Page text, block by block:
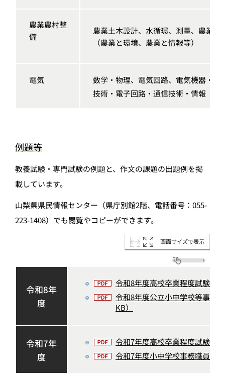
農業農村整
備
農業土木設計、水循環、測量、農業
（農業と環境、農業と情報等）
電気
数学・物理、電気回路、電気機器・
技術・電子回路・通信技術・情報
例題等
教養試験・専門試験の例題と、作文の課題の出題例を掲
載しています。
山梨県県民情報センター（県庁別館2階、電話番号：055-
223-1408）でも閲覧やコピーができます。
画面サイズで表示
令和8年
度
令和8年度高校卒業程度試験例
令和8年度公立小中学校等事務
KB）
令和7年
度
令和7年度高校卒業程度試験例
令和7年度小中学校事務職員採